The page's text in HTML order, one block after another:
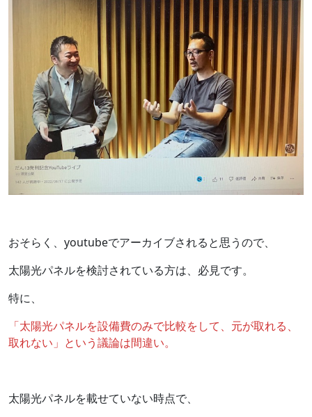
おそらく、youtubeでアーカイブされると思うので、
太陽光パネルを検討されている方は、必見です。
特に、
「太陽光パネルを設備費のみで比較をして、元が取れる、
取れない」という議論は間違い。
太陽光パネルを載せていない時点で、